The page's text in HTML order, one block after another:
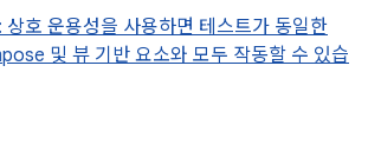
: 상호 운용성을 사용하면 테스트가 동일한
및 뷰 기반 요소와 모두 작동할 수 있습